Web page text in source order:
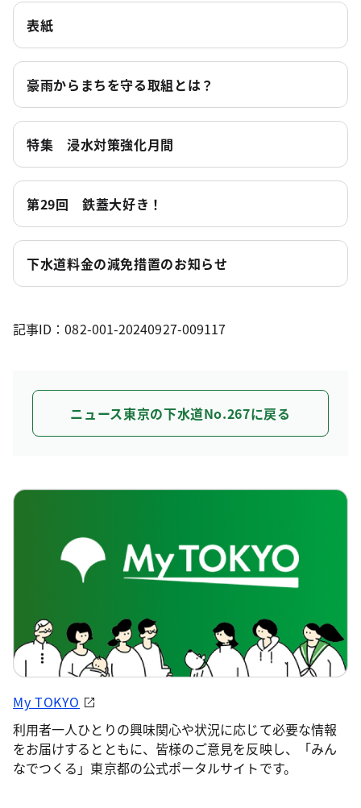
表紙
豪雨からまちを守る取組とは？
特集 浸水対策強化月間
第29回 鉄蓋大好き！
下水道料金の減免措置のお知らせ
記事ID：082-001-20240927-009117
ニュース東京の下水道No.267に戻る
My TOKYO
利用者一人ひとりの興味関心や状況に応じて必要な情報
をお届けするとともに、皆様のご意見を反映し、「みん
なでつくる」東京都の公式ポータルサイトです。